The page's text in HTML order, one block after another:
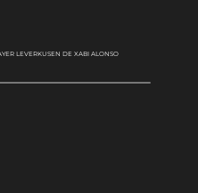
LEVERKUSEN DE XABI ALONSO